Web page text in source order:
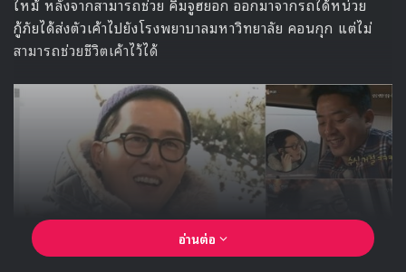
ไหม้ หลังจากสามารถช่วย คิมจูฮยอก ออกมาจากรถได้หน่วย
กู้ภัยได้ส่งตัวเค้าไปยังโรงพยาบาลมหาวิทยาลัย คอนกุก แต่ไม่
สามารถช่วยชีวิตเค้าไว้ได้
อ่านต่อ